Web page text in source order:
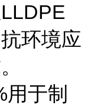
环境应
用于制